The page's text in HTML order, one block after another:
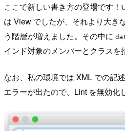
ここで新しい書き方の登場です！
は View でしたが、それより大き
う階層が増えました。その中に
インド対象のメンバーとクラスを
なお、私の環境では XML での記
エラーが出たので、Lint を無効化